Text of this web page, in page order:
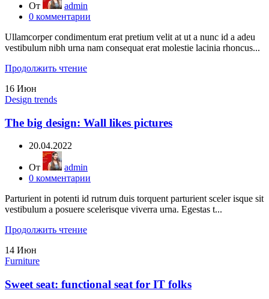
От
admin
0 комментарии
Ullamcorper condimentum erat pretium velit at ut a nunc id a adeu
vestibulum nibh urna nam consequat erat molestie lacinia rhoncus...
Продолжить чтение
16 Июн
Design trends
The big design: Wall likes pictures
20.04.2022
От
admin
0 комментарии
Parturient in potenti id rutrum duis torquent parturient sceler isque sit
vestibulum a posuere scelerisque viverra urna. Egestas t...
Продолжить чтение
14 Июн
Furniture
Sweet seat: functional seat for IT folks